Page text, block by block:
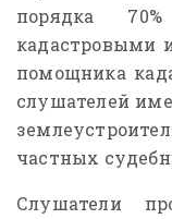
порядка
кадастровыми
помощника
слушателей
частных
Слушатели